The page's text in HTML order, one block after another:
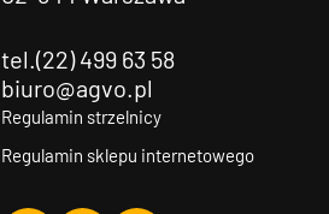
tel.(22) 499 63 58
biuro@agvo.pl
Regulamin strzelnicy
Regulamin sklepu internetowego